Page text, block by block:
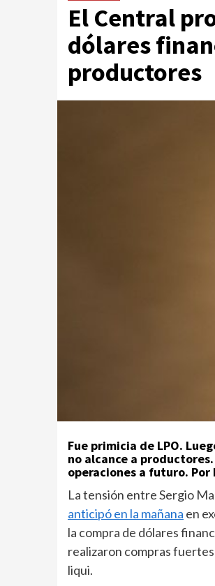
El Central
dólares
productores
Fue primicia de LPO.
no alcance a
operaciones a futuro. Por
La tensión entre Sergio
anticipó en la mañana en
la compra de dólares
realizaron compras
liqui.